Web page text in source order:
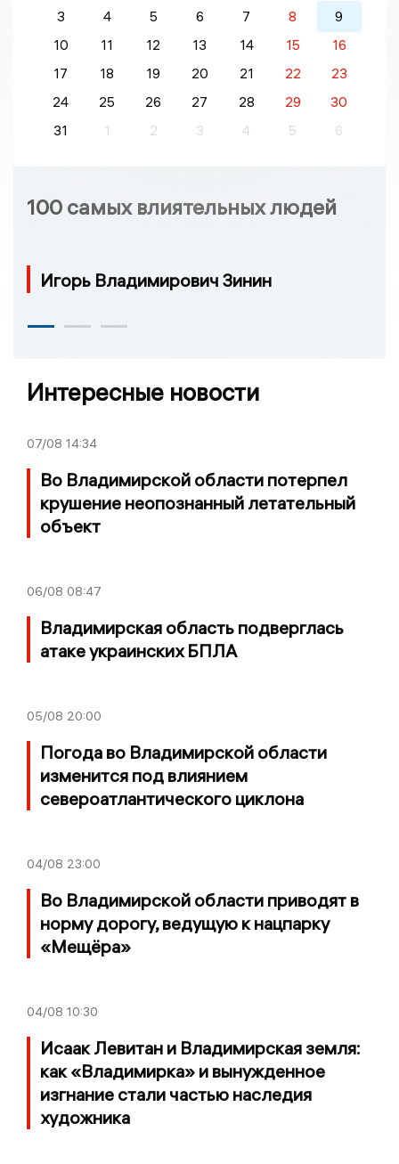
3 4 5 6 7 8
9
10
11 12 13 14 15
16
17
18 19 20 21 22
23
24
25 26 27 28 29
30
31
1 2 3 4 5 6
100 самых влиятельных людей
Игорь Владимирович Зинин
Интересные новости
07/08 14:34
Во Владимирской области потерпел
крушение неопознанный летательный
объект
06/08 08:47
Владимирская область подверглась
атаке украинских БПЛА
05/08 20:00
Погода во Владимирской области
изменится под влиянием
североатлантического циклона
04/08 23:00
Во Владимирской области приводят в
норму дорогу, ведущую к нацпарку
«Мещёра»
04/08 10:30
Исаак Левитан и Владимирская земля:
как «Владимирка» и вынужденное
изгнание стали частью наследия
художника